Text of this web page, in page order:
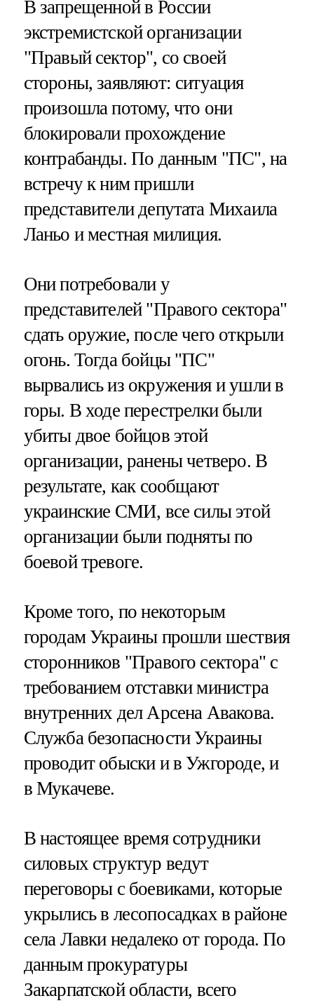
В запрещенной в России
экстремистской организации
"Правый сектор", со своей
стороны, заявляют: ситуация
произошла потому, что они
блокировали прохождение
контрабанды. По данным "ПС", на
встречу к ним пришли
представители депутата Михаила
Ланьо и местная милиция.
Они потребовали у
представителей "Правого сектора"
сдать оружие, после чего открыли
огонь. Тогда бойцы "ПС"
вырвались из окружения и ушли в
горы. В ходе перестрелки были
убиты двое бойцов этой
организации, ранены четверо. В
результате, как сообщают
украинские СМИ, все силы этой
организации были подняты по
боевой тревоге.
Кроме того, по некоторым
городам Украины прошли шествия
сторонников "Правого сектора" с
требованием отставки министра
внутренних дел Арсена Авакова.
Служба безопасности Украины
проводит обыски и в Ужгороде, и
в Мукачеве.
В настоящее время сотрудники
силовых структур ведут
переговоры с боевиками, которые
укрылись в лесопосадках в районе
села Лавки недалеко от города. По
данным прокуратуры
Закарпатской области, всего